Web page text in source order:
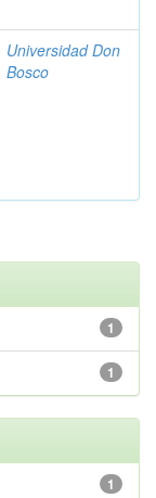
Universidad Don
Bosco
1
1
1